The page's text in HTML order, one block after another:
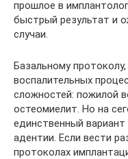
прошлое в
быстрый результат и
случаи.
Базальному
воспалительных
сложностей: пожилой
остеомиелит. Но на
единственный
адентии. Если вести
протоколах